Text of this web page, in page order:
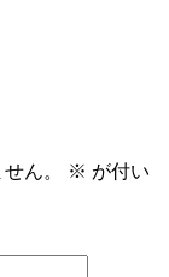
ん。 ※ が付い